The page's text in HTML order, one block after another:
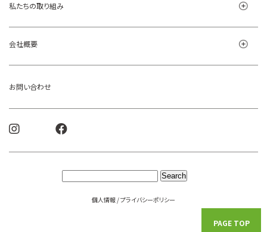
PAGE TOP
私たちの取り組み
会社概要
お問い合わせ
個人情報 / プライバシーポリシー